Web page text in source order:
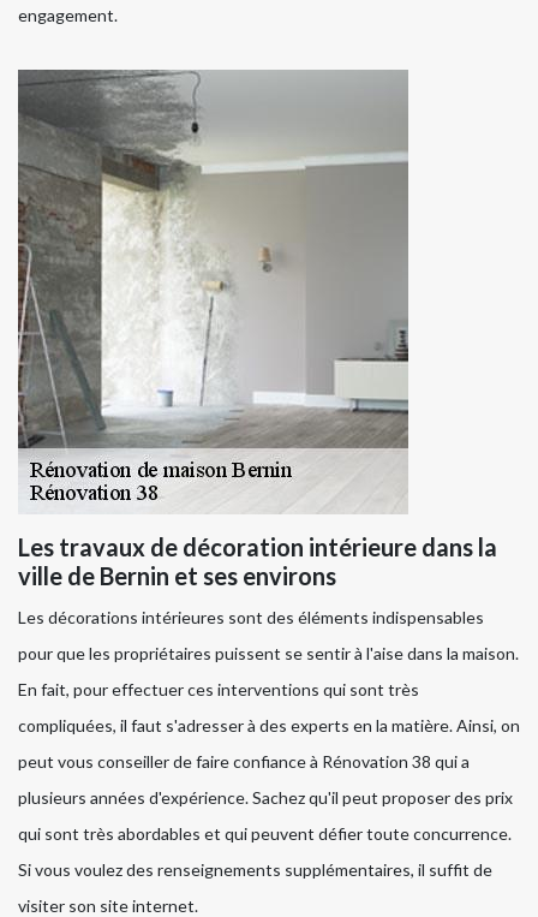
engagement.
Les travaux de décoration intérieure dans la
ville de Bernin et ses environs
Les décorations intérieures sont des éléments indispensables
pour que les propriétaires puissent se sentir à l'aise dans la maison.
En fait, pour effectuer ces interventions qui sont très
compliquées, il faut s'adresser à des experts en la matière. Ainsi, on
peut vous conseiller de faire confiance à Rénovation 38 qui a
plusieurs années d'expérience. Sachez qu'il peut proposer des prix
qui sont très abordables et qui peuvent défier toute concurrence.
Si vous voulez des renseignements supplémentaires, il suffit de
visiter son site internet.